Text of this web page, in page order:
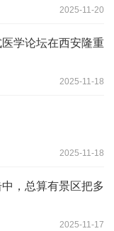
2025-11-20
学论坛在西安隆重
2025-11-18
2025-11-18
，总算有景区把多
2025-11-17